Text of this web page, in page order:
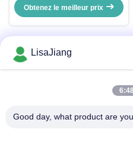
de puissance avec commutation
rapide et récupération du corps
inverse
Obtenez le meilleur prix
No. 1, ruelle 1199, route
LisaJiang
Good day, what product are